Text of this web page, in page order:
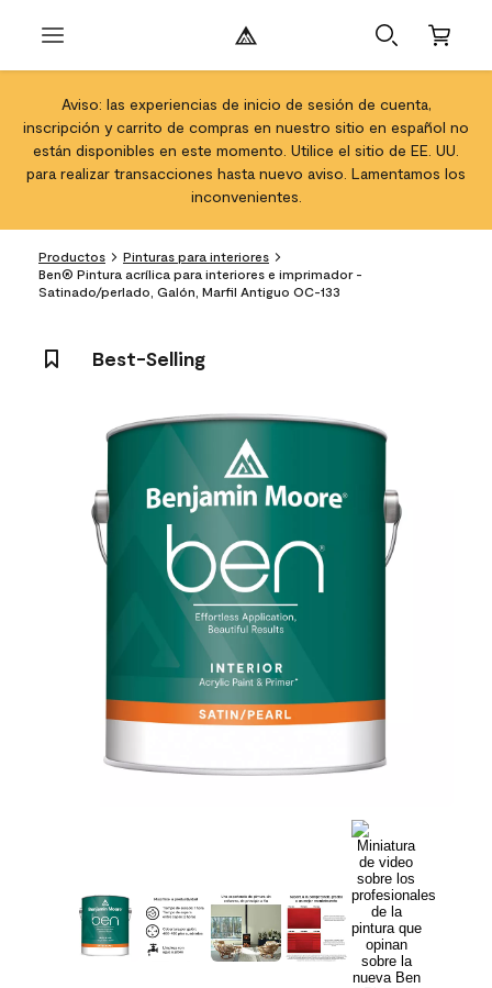
Aviso: las experiencias de inicio de sesión de cuenta,
inscripción y carrito de compras en nuestro sitio en español no
están disponibles en este momento. Utilice el sitio de EE. UU.
para realizar transacciones hasta nuevo aviso. Lamentamos los
inconvenientes.
Productos
Pinturas para interiores
Ben® Pintura acrílica para interiores e imprimador -
Satinado/perlado, Galón, Marfil Antiguo OC-133
Best-Selling